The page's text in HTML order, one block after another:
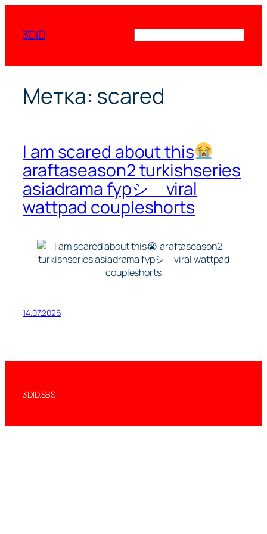
содержимому
3DID
Метка: scared
I am scared about this
araftaseason2 turkishseries
asiadrama fypシ゚viral
wattpad coupleshorts
14.07.2026
3DID.SBS